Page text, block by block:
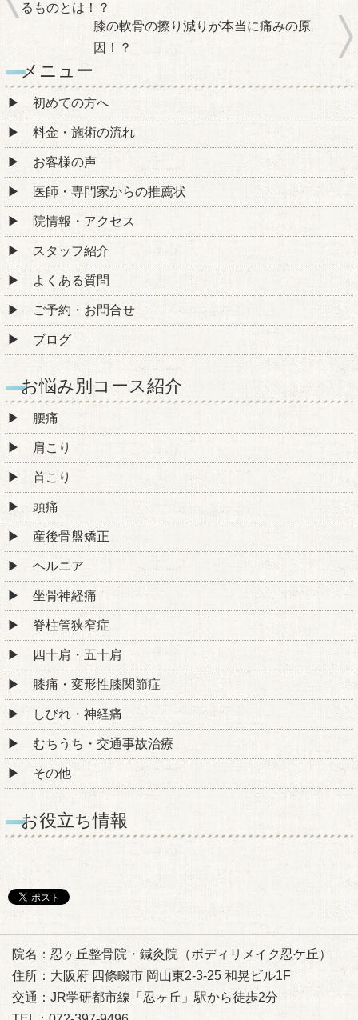
るものとは！？
膝の軟骨の擦り減りが本当に痛みの原
因！？
メニュー
初めての方へ
料金・施術の流れ
お客様の声
医師・専門家からの推薦状
院情報・アクセス
スタッフ紹介
よくある質問
ご予約・お問合せ
ブログ
お悩み別コース紹介
腰痛
肩こり
首こり
頭痛
産後骨盤矯正
ヘルニア
坐骨神経痛
脊柱管狭窄症
四十肩・五十肩
膝痛・変形性膝関節症
しびれ・神経痛
むちうち・交通事故治療
その他
お役立ち情報
院名：忍ヶ丘整骨院・鍼灸院（ボディリメイク忍ケ丘）
住所：大阪府 四條畷市 岡山東2-3-25 和晃ビル1F
交通：JR学研都市線「忍ヶ丘」駅から徒歩2分